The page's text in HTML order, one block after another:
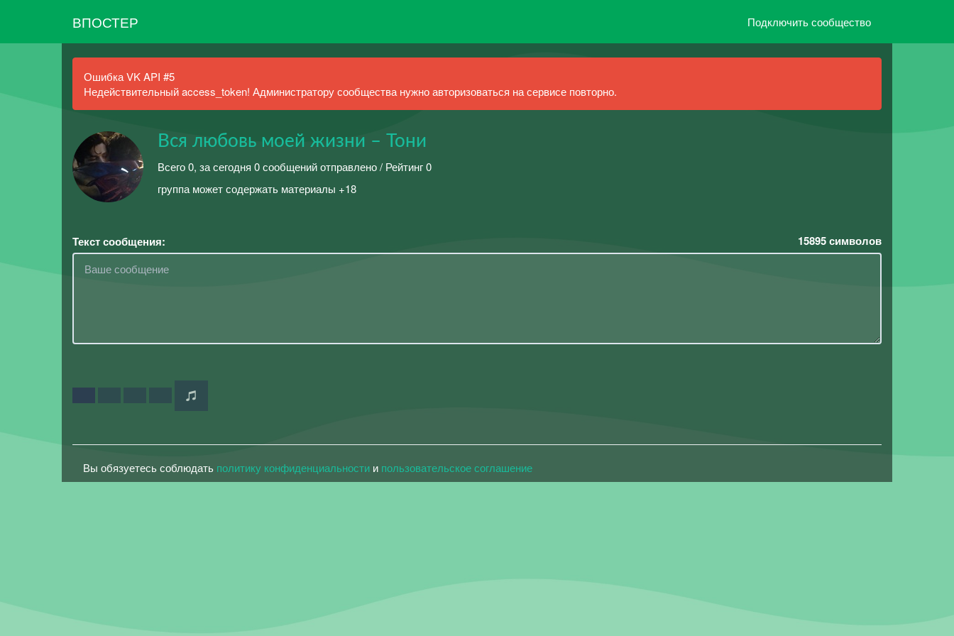
ВПОСТЕР Подключить сообщество
Ошибка VK API #5
Недействительный access_token! Администратору сообщества нужно авторизоваться на сервисе повторно.
Вся любовь моей жизни – Тони
Всего 0, за сегодня 0 сообщений отправлено / Рейтинг 0
группа может содержать материалы +18
Текст сообщения: 15895символов
Вы обязуетесь соблюдать политику конфиденциальности и пользовательское соглашение